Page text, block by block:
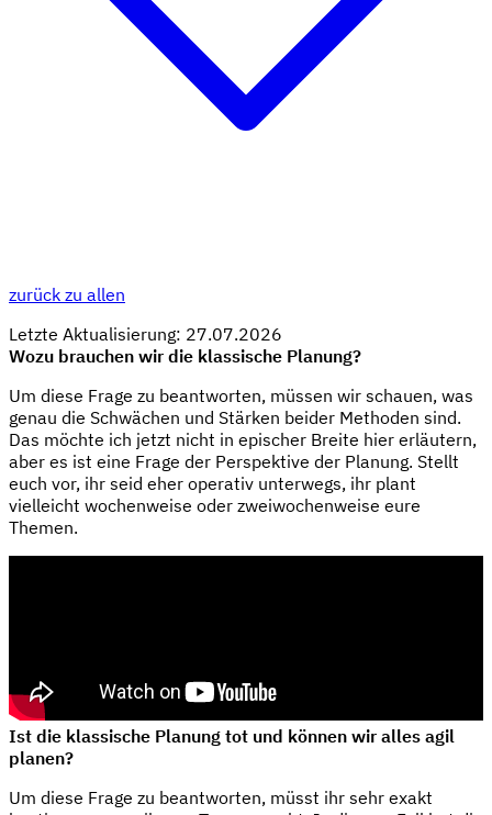
zurück zu allen
Letzte Aktualisierung: 27.07.2026
Wozu brauchen wir die klassische Planung?
Um diese Frage zu beantworten, müssen wir schauen, was
genau die Schwächen und Stärken beider Methoden sind.
Das möchte ich jetzt nicht in epischer Breite hier erläutern,
aber es ist eine Frage der Perspektive der Planung. Stellt
euch vor, ihr seid eher operativ unterwegs, ihr plant
vielleicht wochenweise oder zweiwochenweise eure
Themen.
Ist die klassische Planung tot und können wir alles agil
planen?
Um diese Frage zu beantworten, müsst ihr sehr exakt